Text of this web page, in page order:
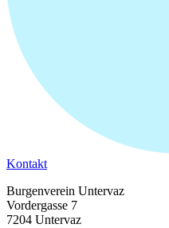
Kontakt
Burgenverein Untervaz
Vordergasse 7
7204 Untervaz